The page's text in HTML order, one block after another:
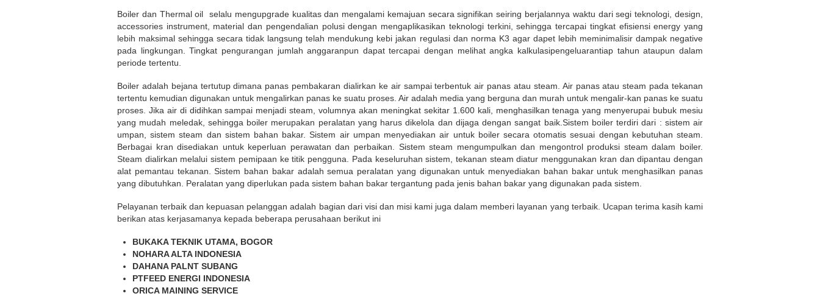
Boiler dan Thermal oil selalu mengupgrade kualitas dan mengalami kemajuan secara signifikan seiring berjalannya waktu dari segi teknologi, design,
accessories instrument, material dan pengendalian polusi dengan mengaplikasikan teknologi terkini, sehingga tercapai tingkat efisiensi energy yang
lebih maksimal sehingga secara tidak langsung telah mendukung kebi jakan regulasi dan norma K3 agar dapet lebih meminimalisir dampak negative
pada lingkungan. Tingkat pengurangan jumlah anggaranpun dapat tercapai dengan melihat angka kalkulasipengeluarantiap tahun ataupun dalam
periode tertentu.
Boiler adalah bejana tertutup dimana panas pembakaran dialirkan ke air sampai terbentuk air panas atau steam. Air panas atau steam pada tekanan
tertentu kemudian digunakan untuk mengalirkan panas ke suatu proses. Air adalah media yang berguna dan murah untuk mengalir-kan panas ke suatu
proses. Jika air di didihkan sampai menjadi steam, volumnya akan meningkat sekitar 1.600 kali, menghasilkan tenaga yang menyerupai bubuk mesiu
yang mudah meledak, sehingga boiler merupakan peralatan yang harus dikelola dan dijaga dengan sangat baik.Sistem boiler terdiri dari : sistem air
umpan, sistem steam dan sistem bahan bakar. Sistem air umpan menyediakan air untuk boiler secara otomatis sesuai dengan kebutuhan steam.
Berbagai kran disediakan untuk keperluan perawatan dan perbaikan. Sistem steam mengumpulkan dan mengontrol produksi steam dalam boiler.
Steam dialirkan melalui sistem pemipaan ke titik pengguna. Pada keseluruhan sistem, tekanan steam diatur menggunakan kran dan dipantau dengan
alat pemantau tekanan. Sistem bahan bakar adalah semua peralatan yang digunakan untuk menyediakan bahan bakar untuk menghasilkan panas
yang dibutuhkan. Peralatan yang diperlukan pada sistem bahan bakar tergantung pada jenis bahan bakar yang digunakan pada sistem.
Pelayanan terbaik dan kepuasan pelanggan adalah bagian dari visi dan misi kami juga dalam memberi layanan yang terbaik. Ucapan terima kasih kami
berikan atas kerjasamanya kepada beberapa perusahaan berikut ini
BUKAKA TEKNIK UTAMA, BOGOR
NOHARA ALTA INDONESIA
DAHANA PALNT SUBANG
PTFEED ENERGI INDONESIA
ORICA MAINING SERVICE